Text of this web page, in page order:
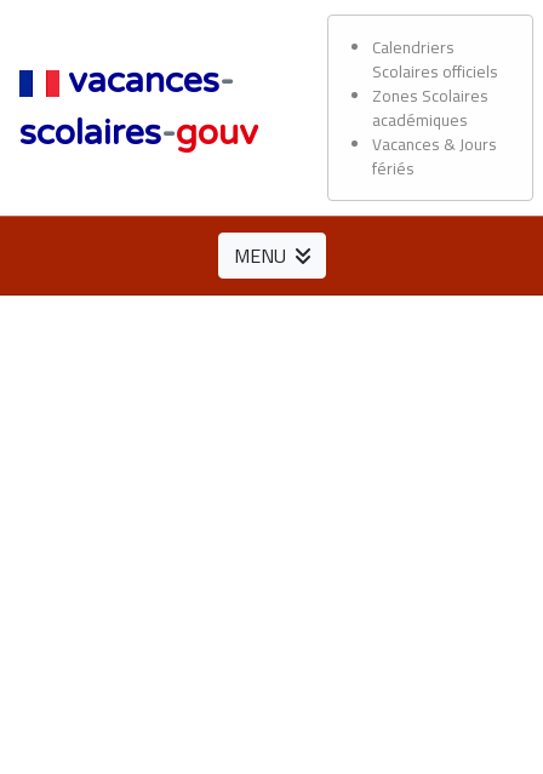
vacances-
scolaires-gouv
Calendriers
Scolaires officiels
Zones Scolaires
académiques
Vacances & Jours
fériés
MENU